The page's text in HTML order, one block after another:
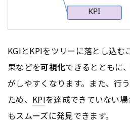
KGIとKPIをツリーに落とし込む
果などを可視化できるとともに
がしやすくなります。また、行
ため、 KPIを達成できていない
もスムーズに発見できます。